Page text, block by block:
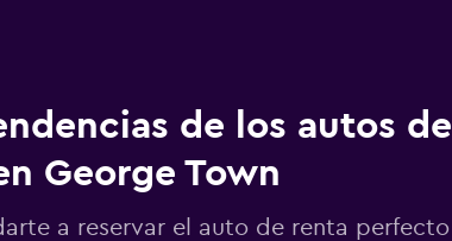
de los autos de
George Town
a reservar el auto de renta perfecto